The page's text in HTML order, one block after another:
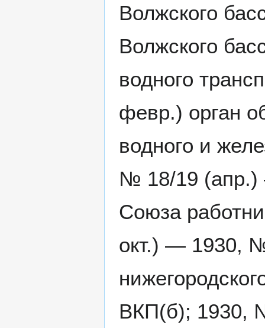
Волжского
Волжского
водного
февр.) орган
водного и
№ 18/19
Союза
окт.) — 1930, №
ВКП(б); 1930,